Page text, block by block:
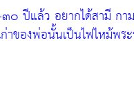
ปีแล้ว อยากได้สามี กา
าของพ่อนั้นเป็นไฟไหม้พ